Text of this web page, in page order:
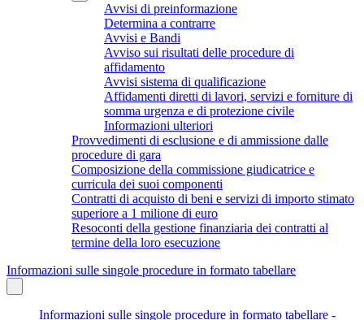
Avvisi di preinformazione
Determina a contrarre
Avvisi e Bandi
Avviso sui risultati delle procedure di
affidamento
Avvisi sistema di qualificazione
Affidamenti diretti di lavori, servizi e forniture di
somma urgenza e di protezione civile
Informazioni ulteriori
Provvedimenti di esclusione e di ammissione dalle
procedure di gara
Composizione della commissione giudicatrice e
curricula dei suoi componenti
Contratti di acquisto di beni e servizi di importo stimato
superiore a 1 milione di euro
Resoconti della gestione finanziaria dei contratti al
termine della loro esecuzione
Informazioni sulle singole procedure in formato tabellare
Informazioni sulle singole procedure in formato tabellare -